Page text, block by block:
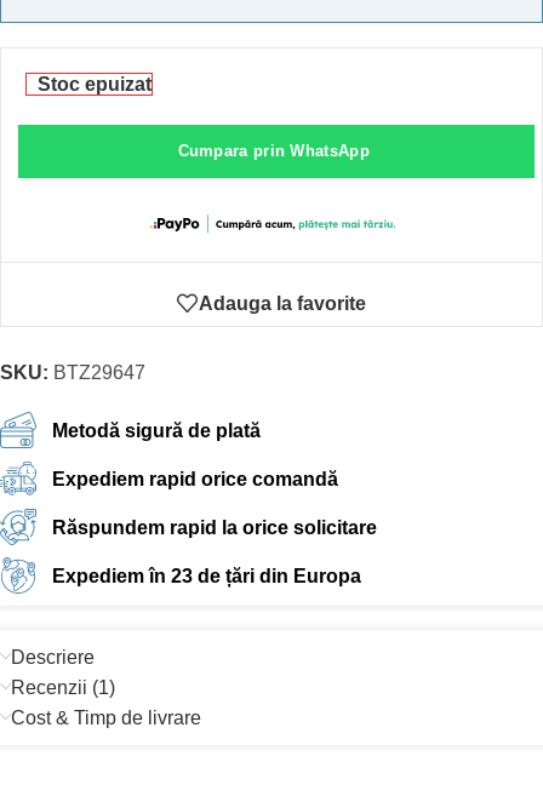
Stoc epuizat
Cumpara prin WhatsApp
Adauga la favorite
SKU: BTZ29647
Metodă sigură de plată
Expediem rapid orice comandă
Răspundem rapid la orice solicitare
Expediem în 23 de țări din Europa
Descriere
Recenzii (1)
Cost & Timp de livrare